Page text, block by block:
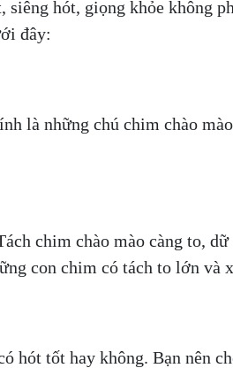
hót, giọng khỏe không
đây:
là những chú chim chào
chim chào mào càng to,
con chim có tách to lớn và
hót tốt hay không. Bạn nên